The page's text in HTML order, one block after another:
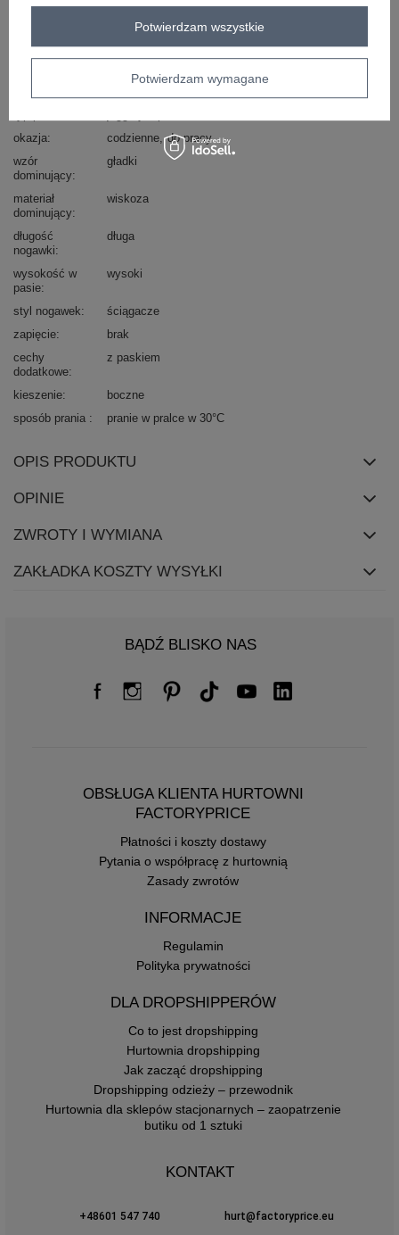
IT-SP-10368.34
85% wiskoza 15% elastan
okazja
codzienne do pracy
wzór
dominujący
gładki
materiał
dominujący
wiskoza
długość
nogawki
długa
wysokość w
pasie
wysoki
styl nogawek
ściągacze
zapięcie
brak
cechy
dodatkowe
z paskiem
kieszenie
boczne
sposób prania
pranie w pralce w 30°C
OPIS PRODUKTU
OPINIE
ZWROTY I WYMIANA
ZAKŁADKA KOSZTY WYSYŁKI
BĄDŹ BLISKO NAS
OBSŁUGA KLIENTA HURTOWNI
FACTORYPRICE
Płatności i koszty dostawy
Pytania o współpracę z hurtownią
Zasady zwrotów
INFORMACJE
Regulamin
Polityka prywatności
DLA DROPSHIPPERÓW
Co to jest dropshipping
Hurtownia dropshipping
Jak zacząć dropshipping
Dropshipping odzieży – przewodnik
Hurtownia dla sklepów stacjonarnych – zaopatrzenie
butiku od 1 sztuki
KONTAKT
+48601 547 740
hurt@factoryprice.eu
Potwierdzam wymagane
Potwierdzam wszystkie